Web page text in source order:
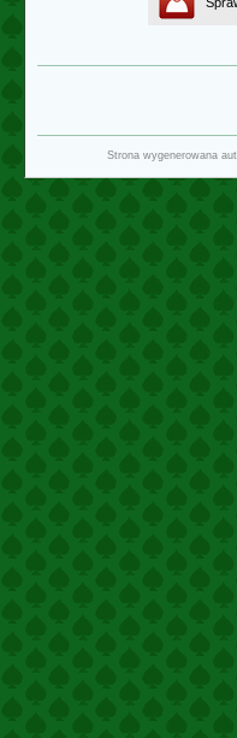
Strona wygenerowana